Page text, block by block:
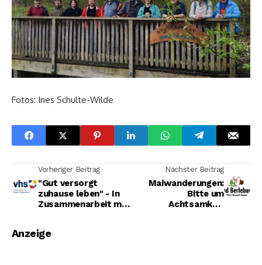
Fotos: Ines Schulte-Wilde
Vorheriger Beitrag
"Gut versorgt
zuhause leben" - In
Zusammenarbeit mit
Demenz
Nächster Beitrag
Maiwanderungen:
Bitte um
Achtsamkeit
Anzeige